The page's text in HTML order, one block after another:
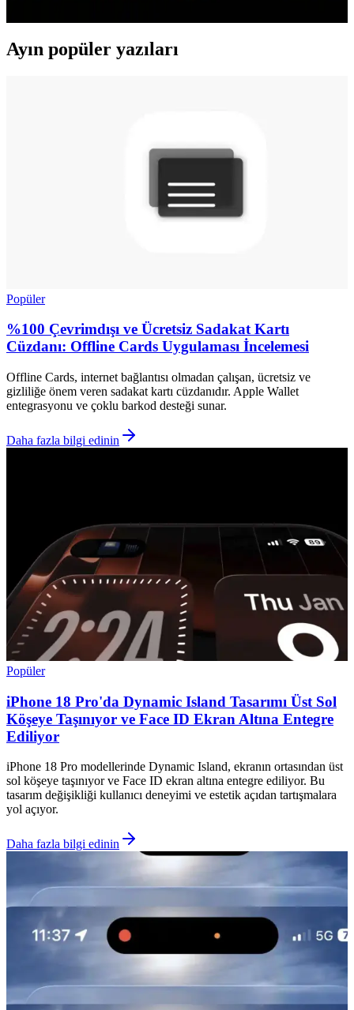
Ayın popüler yazıları
Popüler
%100 Çevrimdışı ve Ücretsiz Sadakat Kartı
Cüzdanı: Offline Cards Uygulaması İncelemesi
Offline Cards, internet bağlantısı olmadan çalışan, ücretsiz ve
gizliliğe önem veren sadakat kartı cüzdanıdır. Apple Wallet
entegrasyonu ve çoklu barkod desteği sunar.
Daha fazla bilgi edinin
Popüler
iPhone 18 Pro'da Dynamic Island Tasarımı Üst Sol
Köşeye Taşınıyor ve Face ID Ekran Altına Entegre
Ediliyor
iPhone 18 Pro modellerinde Dynamic Island, ekranın ortasından üst
sol köşeye taşınıyor ve Face ID ekran altına entegre ediliyor. Bu
tasarım değişikliği kullanıcı deneyimi ve estetik açıdan tartışmalara
yol açıyor.
Daha fazla bilgi edinin